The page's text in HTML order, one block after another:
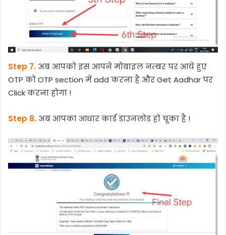
Step 7. अब आपको इस आपने मोबाइल नम्बर पर आये हुए
OTP को OTP section में add करना है और Get Aadhar पर
Click करना होगा !
Step 8. अब आपका आधार कार्ड डाउनलोड हो चूका है !